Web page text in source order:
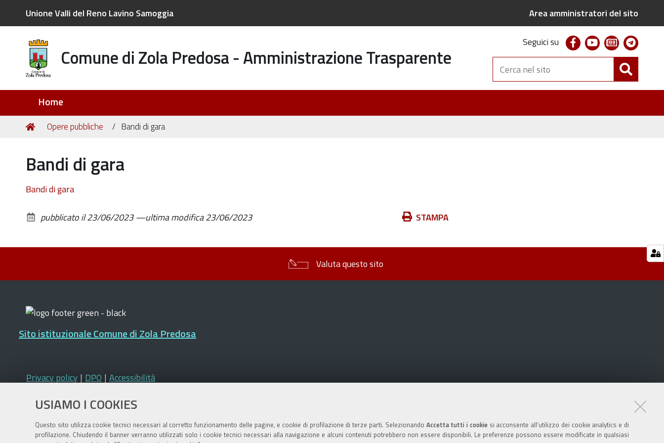
USIAMO I COOKIES
Questo sito utilizza cookie tecnici necessari al corretto funzionamento delle pagine, e cookie di profilazione di terze parti. Selezionando Accetta tutti i cookiesi acconsente all’utilizzo dei cookie analytics e di
profilazione. Chiudendo il banner verranno utilizzati solo i cookie tecnici necessari alla navigazione e alcuni contenuti potrebbero non essere disponibili. Le preferenze possono essere modificate in qualsiasi
Unione Valli del Reno Lavino Samoggia Area amministratori del sito
Comune di Zola Predosa - Amministrazione Trasparente
Seguici su facebookyoutubenewsletter
Cerca
nel
sito
Home
Tu
Home
Opere pubbliche Bandi di gara
Bandi di gara
Bandi di gara
Azioni STAMPA
pubblicato il23/06/2023—ultima modifica23/06/2023
Valuta questo sito
Sito istituzionale Comune di Zola Predosa
Privacy policy | DPO | Accessibilità